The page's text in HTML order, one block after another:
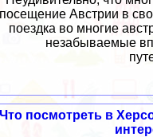
посещение Австрии в
поездка во многие
незабываемые
Что посмотреть в